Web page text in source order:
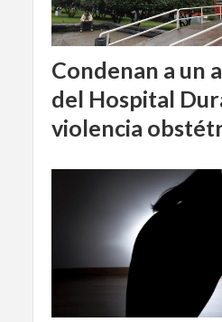
Condenan a un
del Hospital
violencia